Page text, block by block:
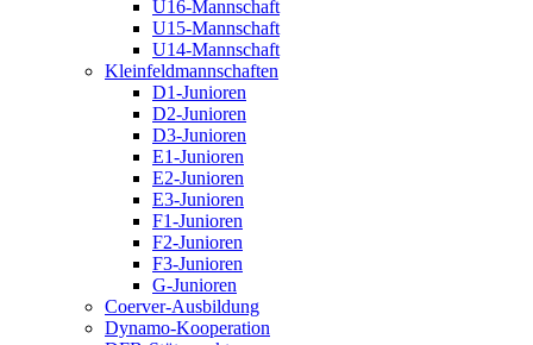
U16-Mannschaft
U15-Mannschaft
U14-Mannschaft
Kleinfeldmannschaften
D1-Junioren
D2-Junioren
D3-Junioren
E1-Junioren
E2-Junioren
E3-Junioren
F1-Junioren
F2-Junioren
F3-Junioren
G-Junioren
Coerver-Ausbildung
Dynamo-Kooperation